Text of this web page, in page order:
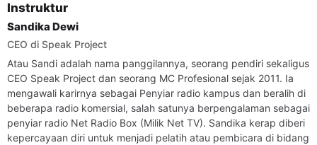
pelatihan
Kelompok Sasaran Pelatihan
Pelatihan ini dapat diikuti oleh pekerja atau mahasiswa di
bidang media
Peluang Atas Kompetensi Pelatihan
Pelatihan ini dapat diikuti Penyiar Radio, Televisi, dan Media
Lainnya atau pekerja di bidang media
Instruktur
Sandika Dewi
CEO di Speak Project
Atau Sandi adalah nama panggilannya, seorang pendiri sekaligus
CEO Speak Project dan seorang MC Profesional sejak 2011. Ia
mengawali karirnya sebagai Penyiar radio kampus dan beralih di
beberapa radio komersial, salah satunya berpengalaman sebagai
penyiar radio Net Radio Box (Milik Net TV). Sandika kerap diberi
kepercayaan diri untuk menjadi pelatih atau pembicara di bidang